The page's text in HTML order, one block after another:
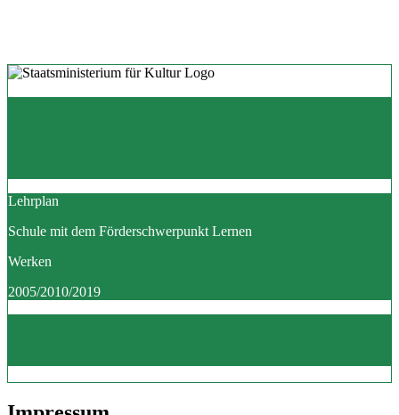
Lehrplan
Schule mit dem Förderschwerpunkt Lernen
Werken
2005/2010/2019